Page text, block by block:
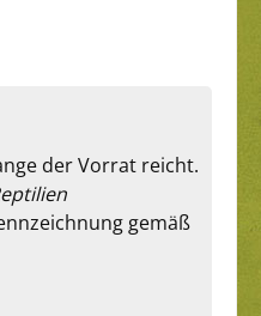
der Vorrat reicht.
gemäß